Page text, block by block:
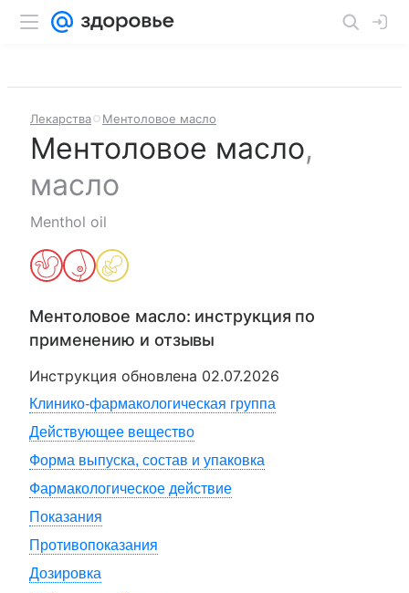
Лекарства Ментоловое масло
Ментоловое масло,
масло
Menthol oil
Ментоловое масло: инструкция по
применению и отзывы
Инструкция обновлена 02.07.2026
Клинико-фармакологическая группа
Действующее вещество
Форма выпуска, состав и упаковка
Фармакологическое действие
Показания
Противопоказания
Дозировка